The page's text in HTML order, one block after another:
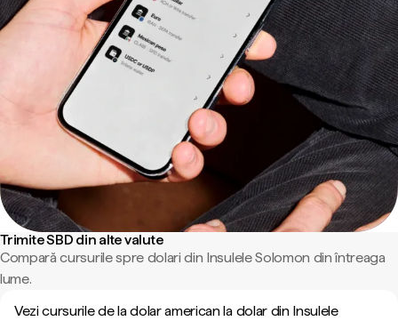
Trimite SBD din alte valute
Compară cursurile spre dolari din Insulele Solomon din întreaga
lume.
Vezi cursurile de la dolar american la dolar din Insulele